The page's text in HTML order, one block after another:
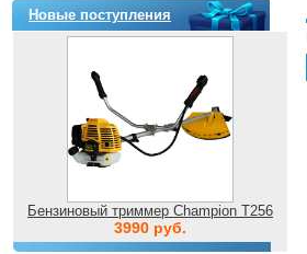
Новые поступления
Бензиновый триммер Champion T256
3990 руб.